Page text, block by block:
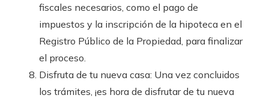
fiscales necesarios, como el pago de
impuestos y la inscripción de la hipoteca en el
Registro Público de la Propiedad, para finalizar
el proceso.
Disfruta de tu nueva casa: Una vez concluidos
los trámites, ¡es hora de disfrutar de tu nueva